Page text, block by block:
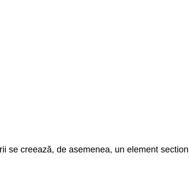
se creează, de asemenea, un element